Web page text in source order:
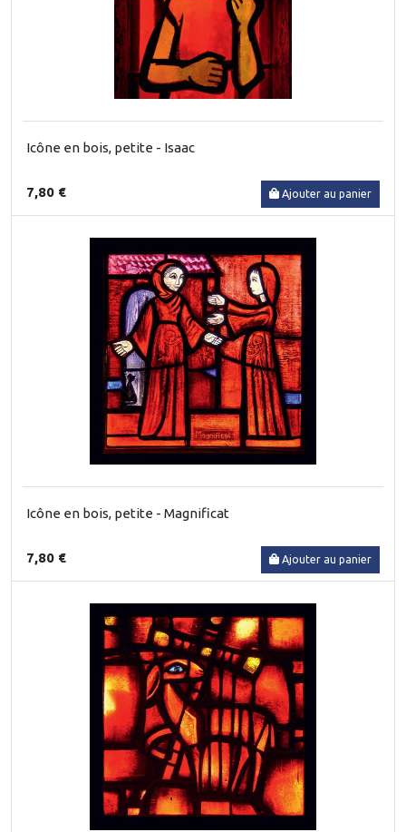
Icône en bois, petite - Isaac
7,80 € Ajouter au panier
Icône en bois, petite - Magnificat
7,80 € Ajouter au panier